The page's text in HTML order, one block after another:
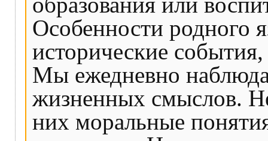
Особенности родного
исторические
Мы ежедневно
жизненных смыслов.
них моральные